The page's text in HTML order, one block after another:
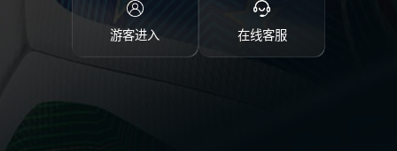
游客进入 在线客服